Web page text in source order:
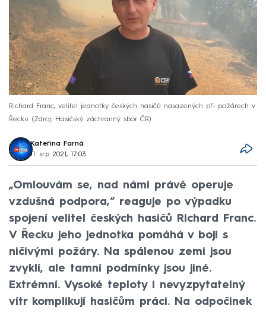
Richard Franc, velitel jednotky českých hasičů nasazených při požárech v
Řecku
Zdroj: Hasičský záchranný sbor ČR
Kateřina Farná
11. srp 2021, 17:03
„Omlouvám se, nad námi právě operuje
vzdušná podpora,“ reaguje po výpadku
spojení velitel českých hasičů Richard Franc.
V Řecku jeho jednotka pomáhá v boji s
ničivými požáry. Na spálenou zemi jsou
zvyklí, ale tamní podmínky jsou jiné.
Extrémní. Vysoké teploty i nevyzpytatelný
vítr komplikují hasičům práci. Na odpočinek